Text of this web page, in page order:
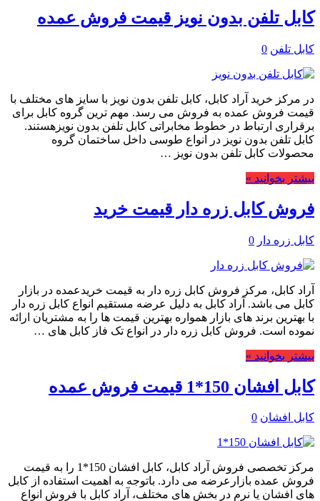
کابل تلفن بدون نویز قیمت فروش عمده
کابل تلفن 0
در مرکز خرید آراد کابل، کابل تلفن بدون نویز با سایز های مختلف با
قیمت فروش عمده به فروش می رسد. مهم ترین گروه کابل برای
برقراری ارتباط در خطوط مخابراتی کابل تلفن بدون نویزهستند.
کابل تلفن بدون نویز در انواع طوسی داخل ساختمان گروه
محصولات کابل تلفن بدون نویز …
بیشتر بخوانید »
فروش کابل زره دار قیمت خرید
کابل زره دار 0
آراد کابل، مرکز فروش کابل زره دار به قیمت خریدعمده در بازار
کابل می باشد. آراد کابل به دلیل عرضه مستقیم انواع کابل زره دار
با بهترین برند های بازار همواره بهترین قیمت ها را به مشتریان ارائه
نموده است. فروش کابل زره دار در انواع تک فاز کابل های …
بیشتر بخوانید »
کابل افشان 150*1 قیمت فروش عمده
کابل افشان 0
مرکز تخصصی فروش آراد کابل، کابل افشان 150*1 را به قیمت
فروش عمده بازارعرضه می دارد. باتوجه به اهمیت استفاده از کابل
های افشان یا نرم در بخش های مختلف، آراد کابل با فروش انواع